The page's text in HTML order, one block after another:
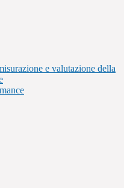
e valutazione della